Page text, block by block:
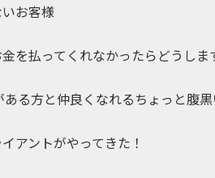
お客様
を払ってくれなかったらどうしま
る方と仲良くなれるちょっと腹
アントがやってきた！